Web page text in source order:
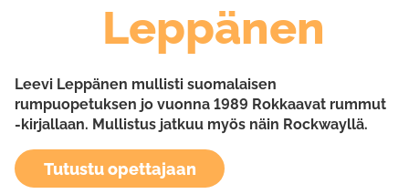
Leppänen
Leevi Leppänen mullisti suomalaisen
rumpuopetuksen jo vuonna 1989 Rokkaavat rummut
-kirjallaan. Mullistus jatkuu myös näin Rockwayllä.
Tutustu opettajaan